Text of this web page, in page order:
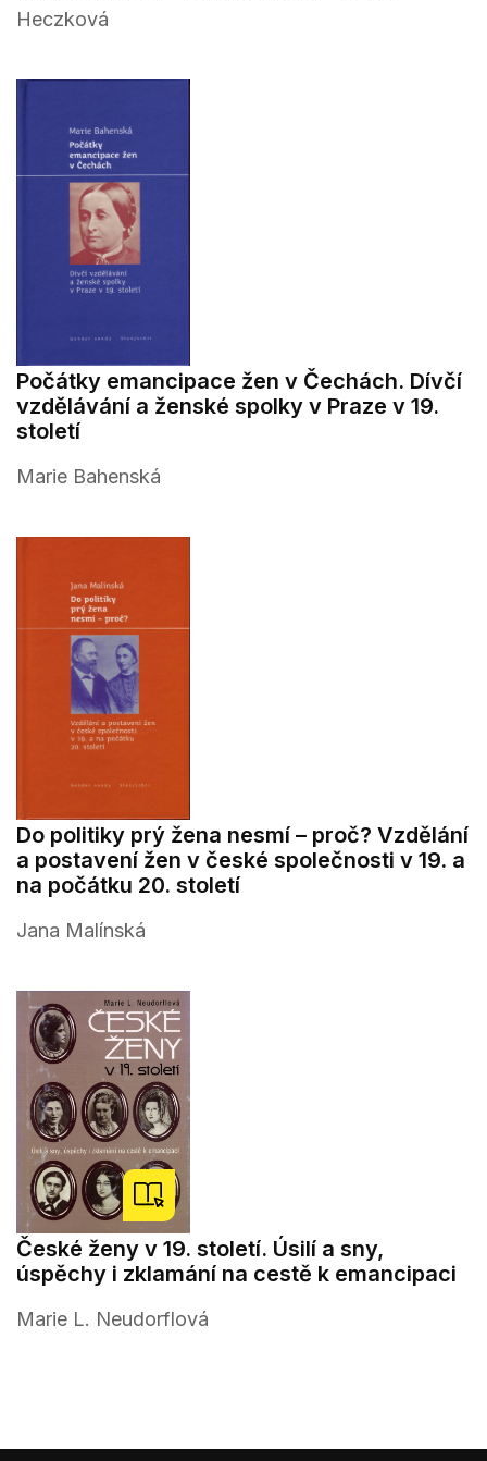
Heczková
Počátky emancipace žen v Čechách. Dívčí
vzdělávání a ženské spolky v Praze v 19.
století
Marie Bahenská
Do politiky prý žena nesmí – proč? Vzdělání
a postavení žen v české společnosti v 19. a
na počátku 20. století
Jana Malínská
České ženy v 19. století. Úsilí a sny,
úspěchy i zklamání na cestě k emancipaci
Marie L. Neudorflová